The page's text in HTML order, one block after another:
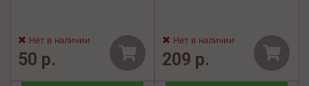
Нет в наличии
50 р.
Нет в наличии
209 р.